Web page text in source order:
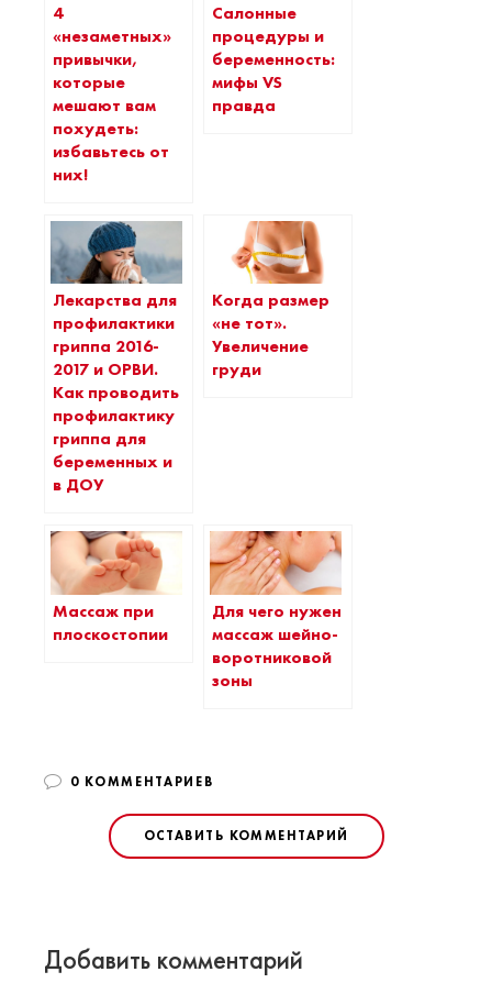
4
«незаметных»
привычки,
которые
мешают вам
похудеть:
избавьтесь от
них!
Cалонные
процедуры и
беременность:
мифы VS
правда
Лекарства для
профилактики
гриппа 2016-
2017 и ОРВИ.
Как проводить
профилактику
гриппа для
беременных и
в ДОУ
Когда размер
«не тот».
Увеличение
груди
Массаж при
плоскостопии
Для чего нужен
массаж шейно-
воротниковой
зоны
0 КОММЕНТАРИЕВ
ОСТАВИТЬ КОММЕНТАРИЙ
Добавить комментарий